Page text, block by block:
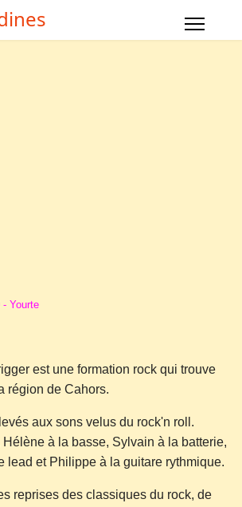
- Yourte
est une formation rock qui trouve
région de Cahors.
aux sons velus du rock'n roll.
à la basse, Sylvain à la batterie,
lead et Philippe à la guitare rythmique.
reprises des classiques du rock, de